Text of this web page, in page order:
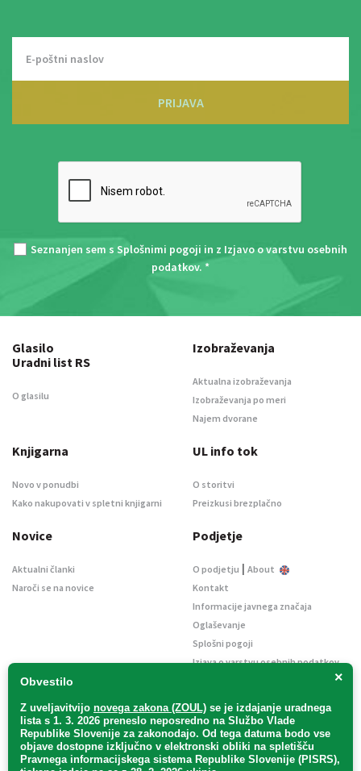
PRIJAVA
Seznanjen sem s Splošnimi pogoji in z Izjavo o varstvu osebnih
podatkov. *
×
Obvestilo
Z uveljavitvijo novega zakona (ZOUL) se je izdajanje uradnega
lista s 1. 3. 2026 preneslo neposredno na Službo Vlade
Republike Slovenije za zakonodajo. Od tega datuma bodo vse
objave dostopne izključno v elektronski obliki na spletišču
Pravnega informacijskega sistema Republike Slovenije (PISRS),
Glasilo
Uradni list RS
O glasilu
Izobraževanja
Aktualna izobraževanja
Izobraževanja po meri
Najem dvorane
Knjigarna
Novo v ponudbi
Kako nakupovati v spletni knjigarni
UL info tok
O storitvi
Preizkusi brezplačno
Novice
Aktualni članki
Naroči se na novice
Podjetje
O podjetju | About
Kontakt
Informacije javnega značaja
Oglaševanje
Splošni pogoji
Izjava o varstvu osebnih podatkov
Uradni list d. o. o. – v likvidaciji / Vse pravice pridržane.